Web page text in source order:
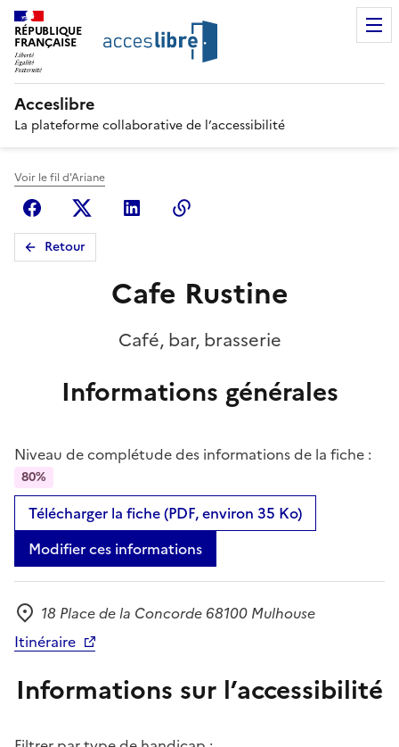
RÉPUBLIQUE
FRANÇAISE
Acceslibre
La plateforme collaborative de l’accessibilité
Voir le fil d'Ariane
FacebookX (anciennement Twitter)
Linkedin
Retour
Cafe Rustine
Café, bar, brasserie
Informations générales
Niveau de complétude des informations de la fiche :
80%
Télécharger la fiche (PDF, environ 35 Ko)
Modifier ces informations
Adresse
18 Place de la Concorde 68100 Mulhouse
Itinéraire
Informations sur l’accessibilité